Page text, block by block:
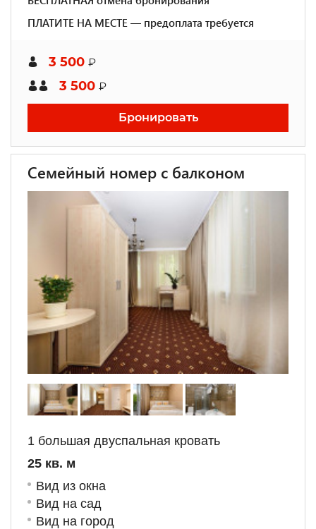
ПЛАТИТЕ НА МЕСТЕ — предоплата требуется
3 500 ₽
3 500 ₽
Бронировать
Семейный номер с балконом
1 большая двуспальная кровать
25 кв. м
Вид из окна
Вид на сад
Вид на город